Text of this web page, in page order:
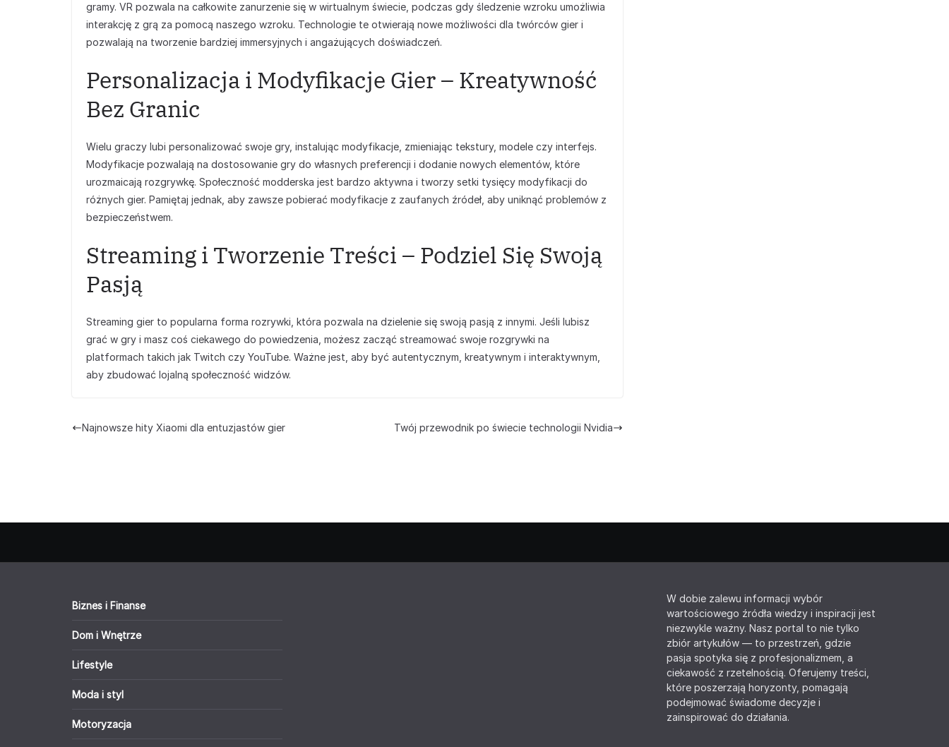
gramy. VR pozwala na całkowite zanurzenie się w wirtualnym świecie, podczas gdy śledzenie wzroku umożliwia
interakcję z grą za pomocą naszego wzroku. Technologie te otwierają nowe możliwości dla twórców gier i
pozwalają na tworzenie bardziej immersyjnych i angażujących doświadczeń.
Personalizacja i Modyfikacje Gier – Kreatywność
Bez Granic
Wielu graczy lubi personalizować swoje gry, instalując modyfikacje, zmieniając tekstury, modele czy interfejs.
Modyfikacje pozwalają na dostosowanie gry do własnych preferencji i dodanie nowych elementów, które
urozmaicają rozgrywkę. Społeczność modderska jest bardzo aktywna i tworzy setki tysięcy modyfikacji do
różnych gier. Pamiętaj jednak, aby zawsze pobierać modyfikacje z zaufanych źródeł, aby uniknąć problemów z
bezpieczeństwem.
Streaming i Tworzenie Treści – Podziel Się Swoją
Pasją
Streaming gier to popularna forma rozrywki, która pozwala na dzielenie się swoją pasją z innymi. Jeśli lubisz
grać w gry i masz coś ciekawego do powiedzenia, możesz zacząć streamować swoje rozgrywki na
platformach takich jak Twitch czy YouTube. Ważne jest, aby być autentycznym, kreatywnym i interaktywnym,
aby zbudować lojalną społeczność widzów.
Najnowsze hity Xiaomi dla entuzjastów gier Twój przewodnik po świecie technologii Nvidia
Biznes i Finanse
Dom i Wnętrze
Lifestyle
Moda i styl
Motoryzacja
W dobie zalewu informacji wybór
wartościowego źródła wiedzy i inspiracji jest
niezwykle ważny. Nasz portal to nie tylko
zbiór artykułów — to przestrzeń, gdzie
pasja spotyka się z profesjonalizmem, a
ciekawość z rzetelnością. Oferujemy treści,
które poszerzają horyzonty, pomagają
podejmować świadome decyzje i
zainspirować do działania.